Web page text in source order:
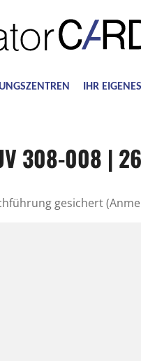
"Jahresunterweisungen"
IHR
308-008 |
gesichert